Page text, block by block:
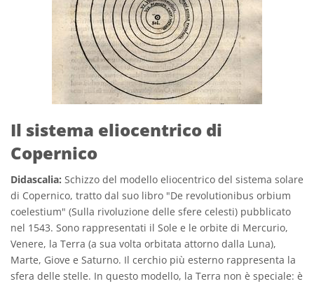
Il sistema eliocentrico di
Copernico
Didascalia: Schizzo del modello eliocentrico del sistema solare
di Copernico, tratto dal suo libro "De revolutionibus orbium
coelestium" (Sulla rivoluzione delle sfere celesti) pubblicato
nel 1543. Sono rappresentati il Sole e le orbite di Mercurio,
Venere, la Terra (a sua volta orbitata attorno dalla Luna),
Marte, Giove e Saturno. Il cerchio più esterno rappresenta la
sfera delle stelle. In questo modello, la Terra non è speciale: è